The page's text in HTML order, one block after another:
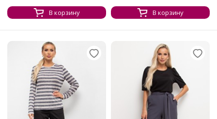
В корзину
В корзину